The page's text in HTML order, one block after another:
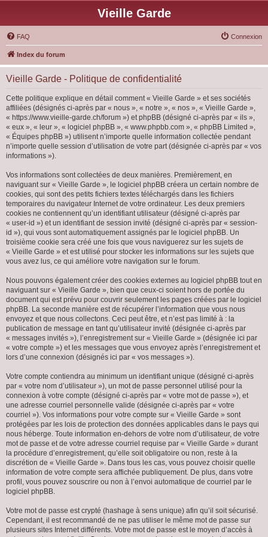
Vieille Garde
FAQ Connexion
Index du forum
Vieille Garde - Politique de confidentialité
Cette politique explique en détail comment « Vieille Garde » et ses sociétés
affiliées (désignés ci-après par « nous », « notre », « nos », « Vieille Garde »,
« https://www.vieille-garde.ch/forum ») et phpBB (désigné ci-après par « ils »,
« eux », « leur », « logiciel phpBB », « www.phpbb.com », « phpBB Limited »,
« Équipes phpBB ») utilisent n’importe quelle information collectée pendant
n’importe quelle session d’utilisation de votre part (désignée ci-après par « vos
informations »).
Vos informations sont collectées de deux manières. Premièrement, en
naviguant sur « Vieille Garde », le logiciel phpBB créera un certain nombre de
cookies, qui sont des petits fichiers textes téléchargés dans les fichiers
temporaires du navigateur Internet de votre ordinateur. Les deux premiers
cookies ne contiennent qu’un identifiant utilisateur (désigné ci-après par
« user-id ») et un identifiant de session invité (désigné ci-après par « session-
id »), qui vous sont automatiquement assignés par le logiciel phpBB. Un
troisième cookie sera créé une fois que vous naviguerez sur les sujets de
« Vieille Garde » et est utilisé pour stocker les informations sur les sujets que
vous avez lus, ce qui améliore votre navigation sur le forum.
Nous pouvons également créer des cookies externes au logiciel phpBB tout en
naviguant sur « Vieille Garde », bien que ceux-ci soient hors de portée du
document qui est prévu pour couvrir seulement les pages créées par le logiciel
phpBB. La seconde manière est de récupérer l’information que vous nous
envoyez et que nous collectons. Ceci peut être, et n’est pas limité à : la
publication de message en tant qu’utilisateur invité (désignée ci-après par
« messages invités »), l’enregistrement sur « Vieille Garde » (désignée ici par
« votre compte ») et les messages que vous envoyez après l’enregistrement et
lors d’une connexion (désignés ici par « vos messages »).
Votre compte contiendra au minimum un identifiant unique (désigné ci-après
par « votre nom d’utilisateur »), un mot de passe personnel utilisé pour la
connexion à votre compte (désigné ci-après par « votre mot de passe »), et
une adresse courriel personnelle valide (désignée ci-après par « votre
courriel »). Vos informations pour votre compte sur « Vieille Garde » sont
protégées par les lois de protection des données applicables dans le pays qui
nous héberge. Toute information en-dehors de votre nom d’utilisateur, de votre
mot de passe et de votre adresse courriel requise par « Vieille Garde » durant
la procédure d’enregistrement, qu’elle soit obligatoire ou non, reste à la
discrétion de « Vieille Garde ». Dans tous les cas, vous pouvez choisir quelle
information de votre compte sera affichée publiquement. De plus, dans votre
profil, vous pouvez souscrire ou non à l’envoi automatique de courriel par le
logiciel phpBB.
Votre mot de passe est crypté (hashage à sens unique) afin qu’il soit sécurisé.
Cependant, il est recommandé de ne pas utiliser le même mot de passe sur
plusieurs sites Internet différents. Votre mot de passe est le moyen d’accès à